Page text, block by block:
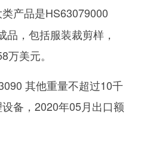
产品是HS63079000
，包括服装裁剪样，
美元。
其他重量不超过10千
备，2020年05月出口额